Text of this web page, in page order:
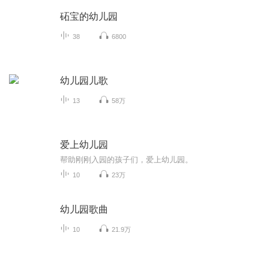
砳宝的幼儿园
38 6800
幼儿园儿歌
13 58万
爱上幼儿园
帮助刚刚入园的孩子们，爱上幼儿园。
10 23万
幼儿园歌曲
10 21.9万